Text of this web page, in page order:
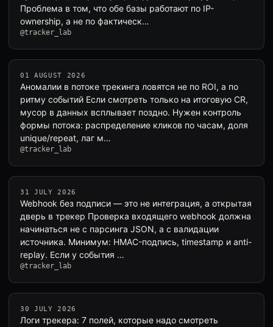
Проблема в том, что обе базы работают по IP-
ownership, а не по фактическ…
@tracker_lab
01 AUGUST 2026
Аномалии в потоке трекинга ловятся не по ROI, а по
ритму событий Если смотреть только на итоговую CR,
мусор в данных всплывает поздно. Нужен контроль
формы потока: распределение кликов по часам, доля
unique/repeat, лаг м…
@tracker_lab
31 JULY 2026
Webhook без подписи — это не интеграция, а открытая
дверь в трекер Проверка входящего webhook должна
начинаться не с парсинга JSON, а с валидации
источника. Минимум: HMAC-подпись, timestamp и anti-
replay. Если у события …
@tracker_lab
30 JULY 2026
Логи трекера: 7 полей, которые надо смотреть